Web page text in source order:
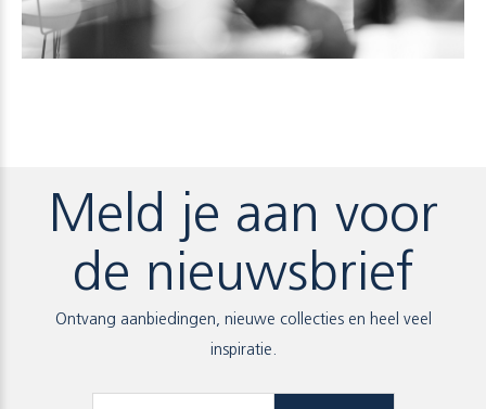
Meld je aan voor
de nieuwsbrief
Ontvang aanbiedingen, nieuwe collecties en heel veel
inspiratie.